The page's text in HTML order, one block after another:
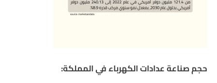
حجم صناعة عدادات الكهرباء في المملكة: